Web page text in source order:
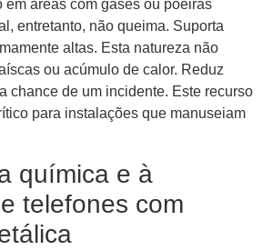
em áreas com gases ou poeiras
entretanto, não queima. Suporta
altas. Esta natureza não
ou acúmulo de calor. Reduz
chance de um incidente. Este recurso
para instalações que manuseiam
química e à
telefones com